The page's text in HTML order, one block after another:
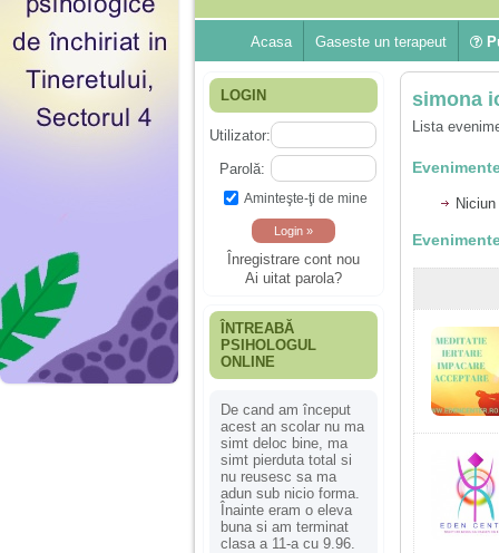
Acasa Gaseste un terapeut
LOGIN
Utilizator:
Parolă:
Aminteşte-ţi de mine
Înregistrare cont nou
Ai uitat parola?
ÎNTREABĂ
PSIHOLOGUL
ONLINE
De cand am început
acest an scolar nu ma
simt deloc bine, ma
simt pierduta total si
nu reusesc sa ma
adun sub nicio forma.
Înainte eram o eleva
buna si am terminat
clasa a 11-a cu 9.96.
simona
Lista